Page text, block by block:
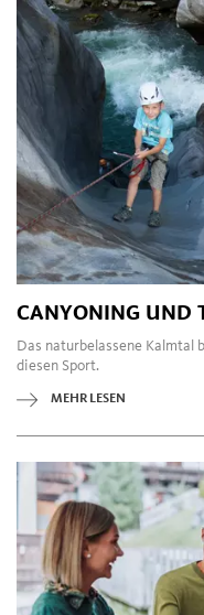
CANYONING UND
Das naturbelassene Kalmtal
diesen Sport.
MEHR LESEN